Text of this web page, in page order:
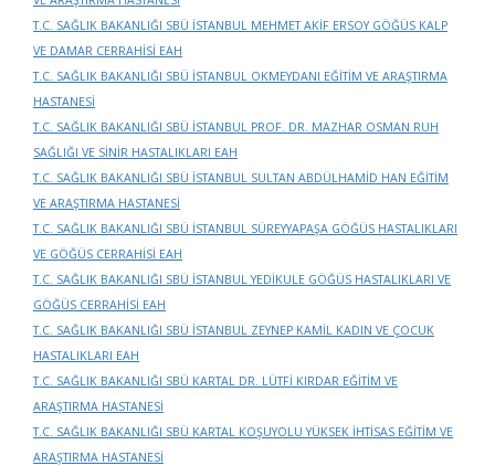
T.C. SAĞLIK BAKANLIĞI SBÜ İSTANBUL MEHMET AKİF ERSOY GÖĞÜS KALP
VE DAMAR CERRAHİSİ EAH
T.C. SAĞLIK BAKANLIĞI SBÜ İSTANBUL OKMEYDANI EĞİTİM VE ARAŞTIRMA
HASTANESİ
T.C. SAĞLIK BAKANLIĞI SBÜ İSTANBUL PROF. DR. MAZHAR OSMAN RUH
SAĞLIĞI VE SİNİR HASTALIKLARI EAH
T.C. SAĞLIK BAKANLIĞI SBÜ İSTANBUL SULTAN ABDÜLHAMİD HAN EĞİTİM
VE ARAŞTIRMA HASTANESİ
T.C. SAĞLIK BAKANLIĞI SBÜ İSTANBUL SÜREYYAPAŞA GÖĞÜS HASTALIKLARI
VE GÖĞÜS CERRAHİSİ EAH
T.C. SAĞLIK BAKANLIĞI SBÜ İSTANBUL YEDİKULE GÖĞÜS HASTALIKLARI VE
GÖĞÜS CERRAHİSİ EAH
T.C. SAĞLIK BAKANLIĞI SBÜ İSTANBUL ZEYNEP KAMİL KADIN VE ÇOCUK
HASTALIKLARI EAH
T.C. SAĞLIK BAKANLIĞI SBÜ KARTAL DR. LÜTFİ KIRDAR EĞİTİM VE
ARAŞTIRMA HASTANESİ
T.C. SAĞLIK BAKANLIĞI SBÜ KARTAL KOŞUYOLU YÜKSEK İHTİSAS EĞİTİM VE
ARAŞTIRMA HASTANESİ